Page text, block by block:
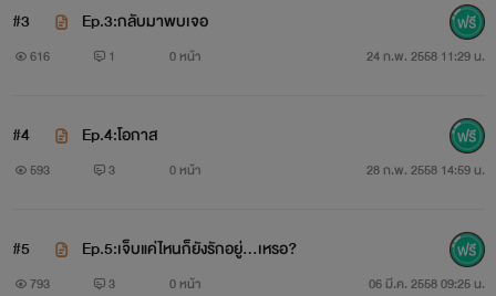
หลายๆคน แต่ถ้าที่เมืองนอกรับรองว่ามีชื่อที่แปลกและไม่คุ้นหูก
ว่านี้แน่นอน ส่วนเรื่องหน้าตาอาจจะไม่สวยมากมายแต่ก็มีแฟน
... แต่เริ่มชักจะสงสัยแล้วสิ ....ว่า เค้าเคยรักชั้นบ้างรึ
..
#3 Ep.3:กลับมาพบเจอ
616 1 0 หน้า 24 ก.พ. 2558 11:29 น.
#4 Ep.4:โอกาส
593 3 0 หน้า 28 ก.พ. 2558 14:59 น.
#5 Ep.5:เจ็บแค่ไหนก็ยังรักอยู่...เหรอ?
793 3 0 หน้า 06 มี.ค. 2558 09:25 น.